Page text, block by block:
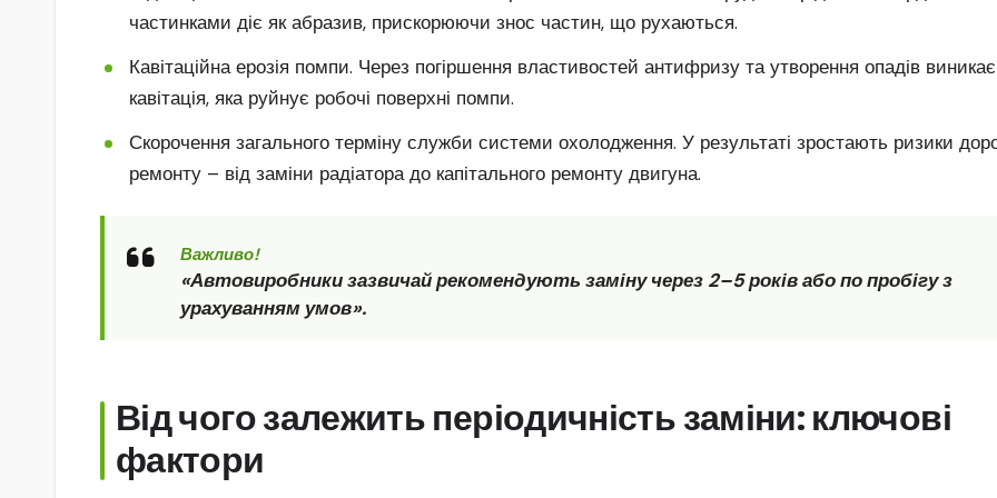
частинками діє як абразив, прискорюючи знос частин, що рухаються.
Кавітаційна ерозія помпи. Через погіршення властивостей антифризу та утворення опадів виникає
кавітація, яка руйнує робочі поверхні помпи.
Скорочення загального терміну служби системи охолодження. У результаті зростають ризики
ремонту – від заміни радіатора до капітального ремонту двигуна.
Важливо!
«Автовиробники зазвичай рекомендують заміну через 2–5 років або по пробігу з
урахуванням умов».
Від чого залежить періодичність заміни: ключові
фактори